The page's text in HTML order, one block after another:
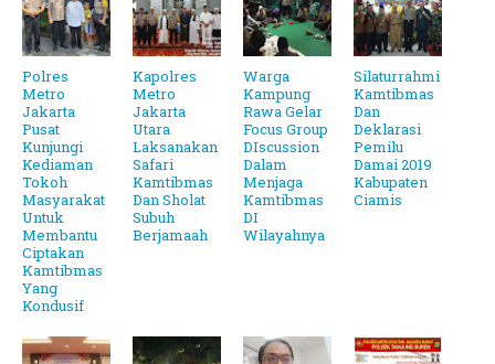
Polres
Metro
Jakarta
Pusat
Kunjungi
Kediaman
Tokoh
Masyarakat
Untuk
Membantu
Ciptakan
Kamtibmas
Yang
Kondusif
Kapolres
Metro
Jakarta
Utara
Laksanakan
Safari
Kamtibmas
Dan Sholat
Subuh
Berjamaah
Warga
Kampung
Rawa Gelar
Focus Group
DIscussion
Dalam
Menjaga
Kamtibmas
DI
Wilayahnya
Silaturrahmi
Kamtibmas
Dan
Deklarasi
Pemilu
Damai 2019
Kabupaten
Ciamis